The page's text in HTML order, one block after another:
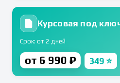
Курсовая под
Срок: от 2 дней
от 6 990 ₽ 349 ⭐